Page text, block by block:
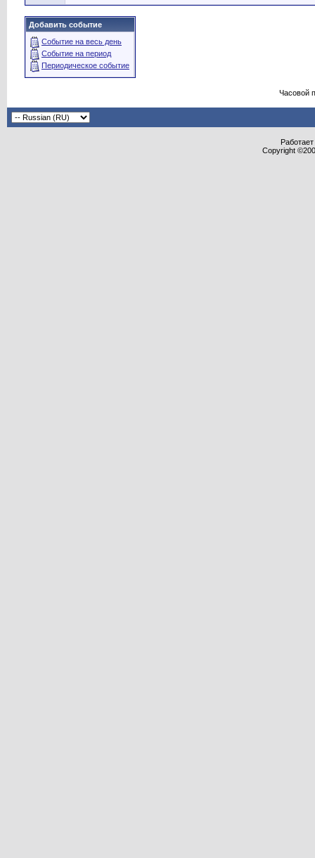
Добавить событие
Событие на весь день
Событие на период
Периодическое событие
Часовой
Copyright